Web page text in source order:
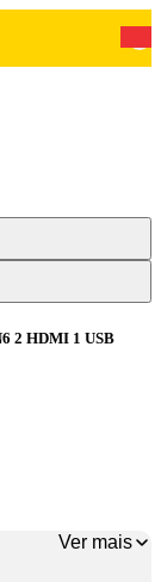
2 HDMI 1 USB
Ver mais